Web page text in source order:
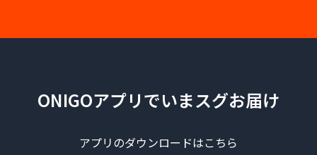
ONIGOアプリでいまスグお届け
アプリのダウンロードはこちら